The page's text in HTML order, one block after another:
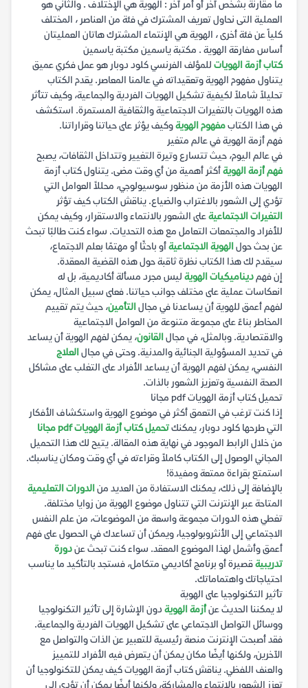
ما مقارنة بشخص آخر أو أمر آخر : الهوية هي الإختلاف . والثاني هو
العملية التى نحاول تعريف المشترك في فئة من العناصر ، المختلف
كلياً عن فئة أخرى ، الهوية هي الإنتماء المشترك هاتان العمليتان
أساس مفارقة الهوية . مكتبة ياسمين مكتبة ياسمين
كتاب أزمة الهويات للمؤلف الفرنسي كلود دوبار هو عمل فكري عميق
يتناول مفهوم الهوية وتعقيداته في عالمنا المعاصر. يقدم الكتاب
تحليلاً شاملاً لكيفية تشكيل الهويات الفردية والجماعية، وكيف تتأثر
هذه الهويات بالتغيرات الاجتماعية والثقافية المستمرة. استكشف
في هذا الكتابمفهوم الهويةوكيف يؤثر على حياتنا وقراراتنا.
فهم أزمة الهوية في عالم متغير
في عالم اليوم، حيث تتسارع وتيرة التغيير وتتداخل الثقافات، يصبح
فهم أزمة الهويةأكثر أهمية من أي وقت مضى. يتناول كتاب أزمة
الهويات هذه الأزمة من منظور سوسيولوجي، محللاً العوامل التي
تؤدي إلى الشعور بالاغتراب والضياع. يناقش الكتاب كيف تؤثر
التغيرات الاجتماعيةعلى الشعور بالانتماء والاستقرار، وكيف يمكن
للأفراد والمجتمعات التعامل مع هذه التحديات. سواء كنت طالبًا تبحث
عن بحث حولالهوية الاجتماعيةأو باحثًا أو مهتمًا بعلم الاجتماع،
سيقدم لك هذا الكتاب نظرة ثاقبة حول هذه القضية المعقدة.
إن فهمديناميكيات الهوية ليس مجرد مسألة أكاديمية، بل له
انعكاسات عملية على مختلف جوانب حياتنا. فعلى سبيل المثال، يمكن
لفهم أعمق للهوية أن يساعدنا في مجالالتأمين، حيث يتم تقييم
المخاطر بناءً على مجموعة متنوعة من العوامل الاجتماعية
والاقتصادية. وبالمثل، في مجالالقانون، يمكن لفهم الهوية أن يساعد
في تحديد المسؤولية الجنائية والمدنية. وحتى في مجالالعلاج
النفسي، يمكن لفهم الهوية أن يساعد الأفراد على التغلب على مشاكل
الصحة النفسية وتعزيز الشعور بالذات.
تحميل كتاب أزمة الهويات pdf مجانا
إذا كنت ترغب في التعمق أكثر في موضوع الهوية واستكشاف الأفكار
التي طرحها كلود دوبار، يمكنكتحميل كتاب أزمة الهويات pdf مجانا
من خلال الرابط الموجود في نهاية هذه المقالة. يتيح لك هذا التحميل
المجاني الوصول إلى الكتاب كاملاً وقراءته في أي وقت ومكان يناسبك.
استمتع بقراءة ممتعة ومفيدة!
بالإضافة إلى ذلك، يمكنك الاستفادة من العديد منالدورات التعليمية
المتاحة عبر الإنترنت التي تتناول موضوع الهوية من زوايا مختلفة.
تغطي هذه الدورات مجموعة واسعة من الموضوعات، من علم النفس
الاجتماعي إلى الأنثروبولوجيا، ويمكن أن تساعدك في الحصول على فهم
أعمق وأشمل لهذا الموضوع المعقد. سواء كنت تبحث عندورة
تدريبيةقصيرة أو برنامج أكاديمي متكامل، فستجد بالتأكيد ما يناسب
احتياجاتك واهتماماتك.
تأثير التكنولوجيا على الهوية
لا يمكننا الحديث عنأزمة الهوية دون الإشارة إلى تأثير التكنولوجيا
ووسائل التواصل الاجتماعي على تشكيل الهويات الفردية والجماعية.
فقد أصبحت الإنترنت منصة رئيسية للتعبير عن الذات والتواصل مع
الآخرين، ولكنها أيضًا مكان يمكن أن يتعرض فيه الأفراد للتمييز
والعنف اللفظي. يناقش كتاب أزمة الهويات كيف يمكن للتكنولوجيا أن
تعزز الشعور بالانتماء والمشاركة، ولكنها أيضًا يمكن أن تؤدي إلى